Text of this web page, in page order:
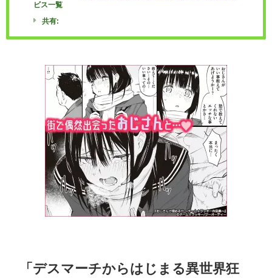
ビス一覧
共有:
「デスマーチからはじまる異世界狂